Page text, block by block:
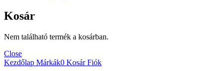
Kosár
Nem található termék a kosárban.
Close
Kezdőlap Márkák0 KosárFiók